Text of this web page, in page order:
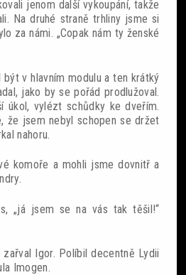
jenom další vykoupání, takže
Na druhé straně trhliny jsme si
za námi. „Copak nám ty ženské
v hlavním modulu a ten krátký
jako by se pořád prodlužoval.
úkol, vylézt schůdky ke dveřím.
že jsem nebyl schopen se držet
nahoru.
komoře a mohli jsme dovnitř a
„já jsem se na vás tak těšil!“
zařval Igor. Políbil decentně Lydii
Imogen.